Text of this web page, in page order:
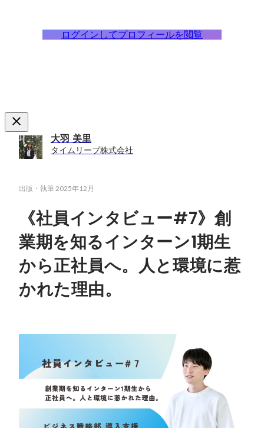
ログインしてプロフィールを閲覧
大羽 美里
タイムリープ株式会社
出版・執筆 2025年12月
《社員インタビュー#7》創
業期を知るインターン1期生
から正社員へ。人と環境に惹
かれた理由。